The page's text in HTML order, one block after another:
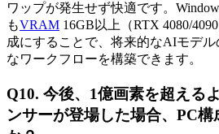
ワップが発生せず快適です。
もVRAM 16GB以上（RTX 4080/
成にすることで、将来的なAIモデ
なワークフローを構築できます。
Q10. 今後、1億画素を超える
ンサーが登場した場合、PC